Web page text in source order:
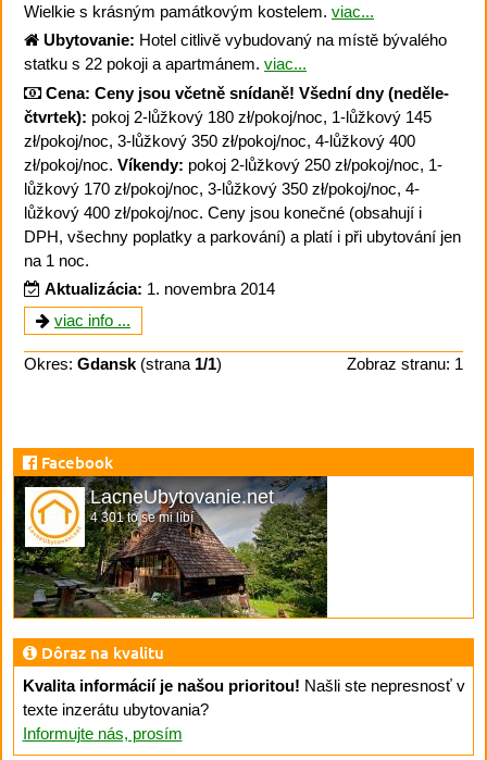
Wielkie s krásným památkovým kostelem. viac...
Ubytovanie: Hotel citlivě vybudovaný na místě bývalého
statku s 22 pokoji a apartmánem. viac...
Cena: Ceny jsou včetně snídaně! Všední dny (neděle-
čtvrtek): pokoj 2-lůžkový 180 zł/pokoj/noc, 1-lůžkový 145
zł/pokoj/noc, 3-lůžkový 350 zł/pokoj/noc, 4-lůžkový 400
zł/pokoj/noc. Víkendy: pokoj 2-lůžkový 250 zł/pokoj/noc, 1-
lůžkový 170 zł/pokoj/noc, 3-lůžkový 350 zł/pokoj/noc, 4-
lůžkový 400 zł/pokoj/noc. Ceny jsou konečné (obsahují i
DPH, všechny poplatky a parkování) a platí i při ubytování jen
na 1 noc.
Aktualizácia: 1. novembra 2014
viac info ...
Okres: Gdansk (strana 1/1) Zobraz stranu: 1
Facebook
LacneUbytovanie.net
4 301 to se mi líbí
Dôraz na kvalitu
Kvalita informácií je našou prioritou! Našli ste nepresnosť v
texte inzerátu ubytovania?
Informujte nás, prosím